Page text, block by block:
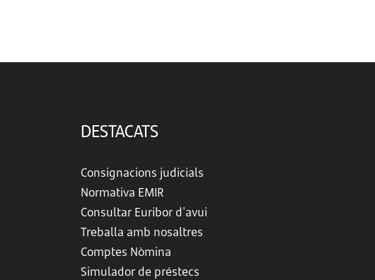
DESTACATS
Consignacions judicials
Normativa EMIR
Consultar Euribor d'avui
Treballa amb nosaltres
Comptes Nòmina
Simulador de préstecs